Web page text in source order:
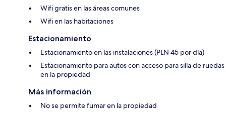
Wifi gratis en las áreas comunes
Wifi en las habitaciones
Estacionamiento
Estacionamiento en las instalaciones (PLN 45 por día)
Estacionamiento para autos con acceso para silla de ruedas
en la propiedad
Más información
No se permite fumar en la propiedad